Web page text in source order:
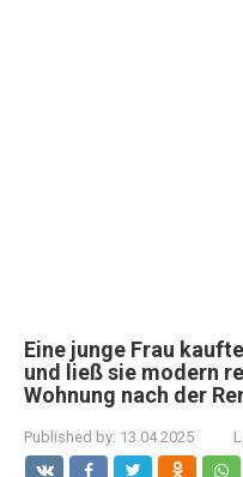
Eine junge Frau
und ließ sie modern
Wohnung nach der
Published by: 13.04.2025